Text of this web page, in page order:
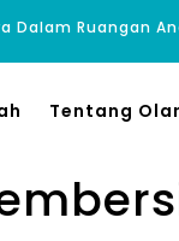
Dalam Ruangan
Tentang